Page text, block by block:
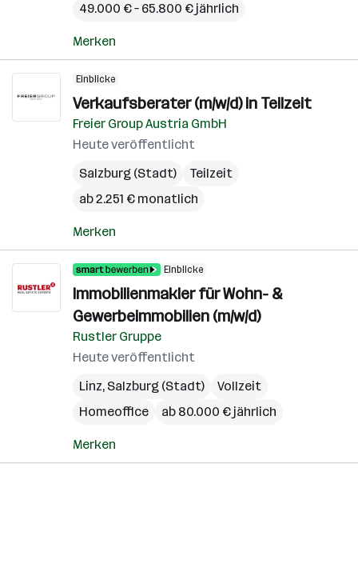
49.000 € – 65.800 € jährlich
Merken
Einblicke
Verkaufsberater (m/w/d) in Teilzeit
Freier Group Austria GmbH
Heute veröffentlicht
Salzburg (Stadt)
Teilzeit
ab 2.251 € monatlich
Merken
Einblicke
Immobilienmakler für Wohn- &
Gewerbeimmobilien (m/w/d)
Rustler Gruppe
Heute veröffentlicht
Linz, Salzburg (Stadt)
Vollzeit
Homeoffice
ab 80.000 € jährlich
Merken